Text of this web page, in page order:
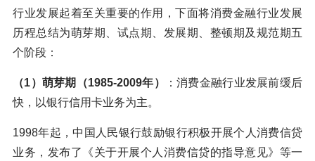
行业发展起着至关重要的作用，下面将消费金融行业发展
历程总结为萌芽期、试点期、发展期、整顿期及规范期五
个阶段：
（1）萌芽期（1985-2009年）
：消费金融行业发展前缓后
快，以银行信用卡业务为主。
1998年起，中国人民银行鼓励银行积极开展个人消费信贷
业务，发布了《关于开展个人消费信贷的指导意见》等一